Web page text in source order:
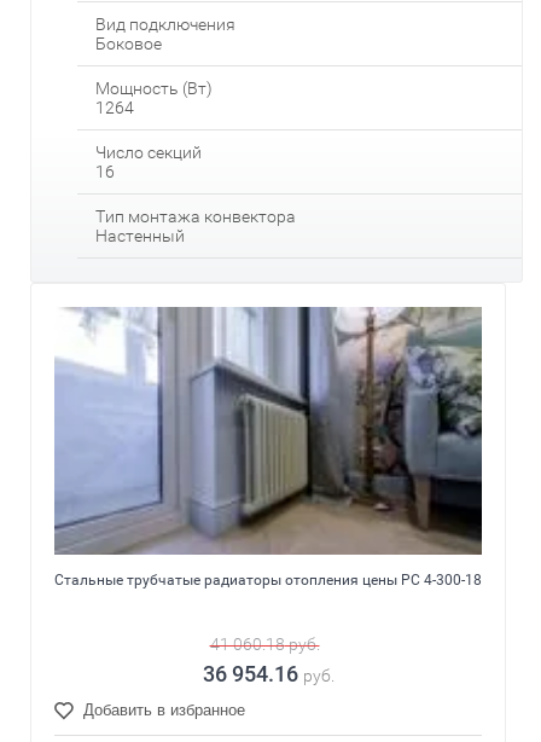
Вид подключения
Боковое
Мощность (Вт)
1264
Число секций
16
Тип монтажа конвектора
Настенный
Стальные трубчатые радиаторы отопления цены РС 4-300-18
41 060.18руб.
36 954.16 руб.
Добавить в избранное